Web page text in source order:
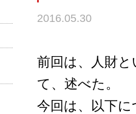
2016.05.30
前回は、人財
て、述べた。
今回は、以下